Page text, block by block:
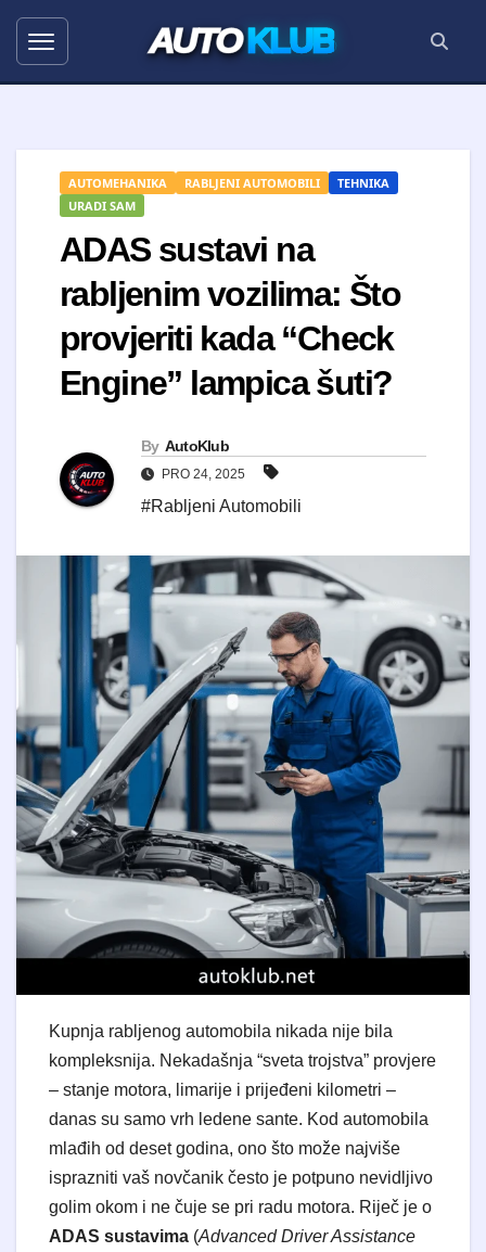
AUTOKLUB
AUTOMEHANIKA RABLJENI AUTOMOBILI
TEHNIKA
URADI SAM
ADAS sustavi na
rabljenim vozilima: Što
provjeriti kada “Check
Engine” lampica šuti?
By AutoKlub
PRO 24, 2025
#Rabljeni Automobili
Kupnja rabljenog automobila nikada nije bila
kompleksnija. Nekadašnja “sveta trojstva” provjere
– stanje motora, limarije i prijeđeni kilometri –
danas su samo vrh ledene sante. Kod automobila
mlađih od deset godina, ono što može najviše
isprazniti vaš novčanik često je potpuno nevidljivo
golim okom i ne čuje se pri radu motora. Riječ je o
ADAS sustavima (Advanced Driver Assistance